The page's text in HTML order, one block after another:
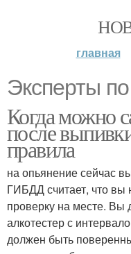
главная
Эксперты
Когда можно
после
правила
на опьянение сейчас
ГИБДД считает, что вы
проверку на месте.
алкотестер с
должен быть